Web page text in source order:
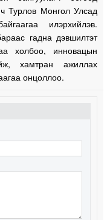
Турлов Монгол Улсад
илэрхийлэв.
гадна дэвшилтэт
холбоо, инновацын
хамтран ажиллах
онцоллоо.